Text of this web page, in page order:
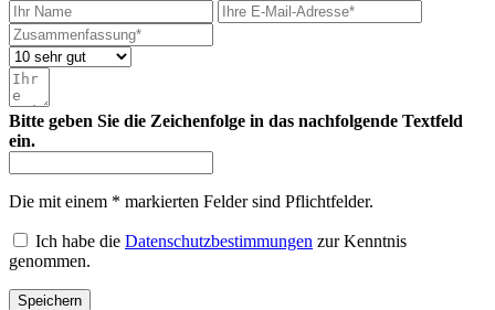
Bitte geben Sie die Zeichenfolge in das nachfolgende Textfeld
ein.
Die mit einem * markierten Felder sind Pflichtfelder.
Ich habe die Datenschutzbestimmungen zur Kenntnis
genommen.
Speichern